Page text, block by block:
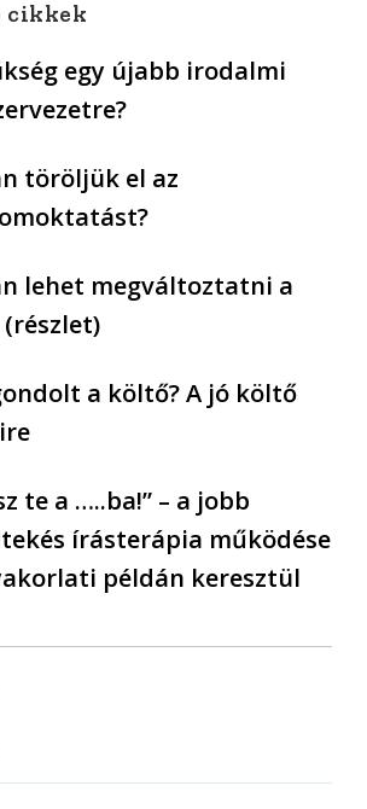
cikkek
egy újabb irodalmi
töröljük el az
lehet megváltoztatni a
a költő? A jó költő
te a …..ba!” – a jobb
írásterápia működése
példán keresztül